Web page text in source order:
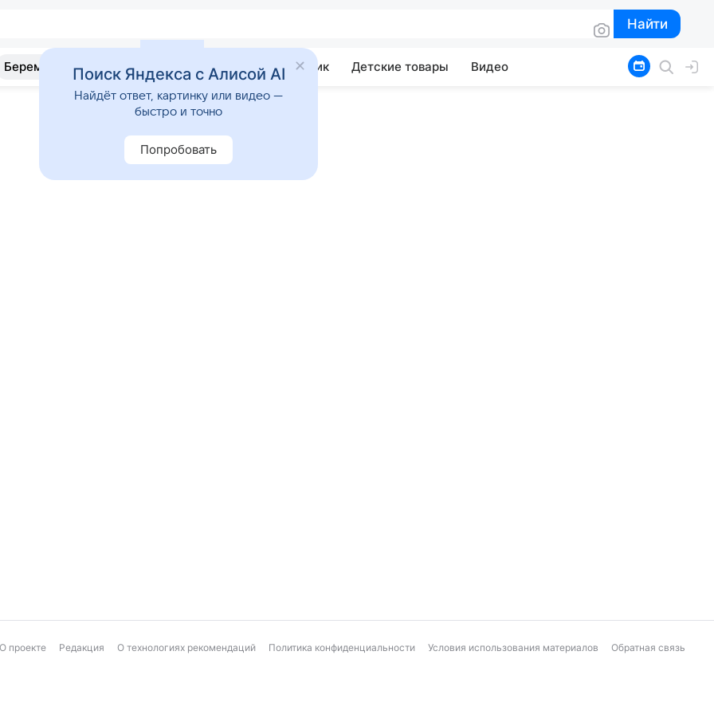
Найти
Найти
Беременность Развитие Почемучка Учебник Детские товары Видео
О проекте Редакция О технологиях рекомендаций Политика конфиденциальности Условия использования материалов Обратная связь
Поиск Яндекса с Алисой AI
Найдёт ответ, картинку или видео —
быстро и точно
Попробовать